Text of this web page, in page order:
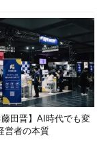
藤田晋】AI時代でも変
営者の本質